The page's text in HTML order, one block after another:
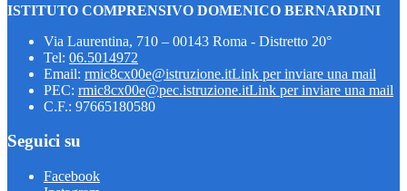
ISTITUTO COMPRENSIVO DOMENICO BERNARDINI
Via Laurentina, 710 – 00143 Roma - Distretto 20°
Tel: 06.5014972
Email: rmic8cx00e@istruzione.itLink per inviare una mail
PEC: rmic8cx00e@pec.istruzione.itLink per inviare una mail
C.F.: 97665180580
Seguici su
Facebook